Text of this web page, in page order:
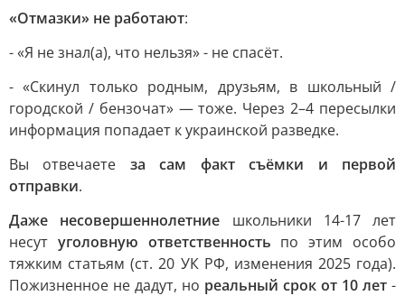
«Отмазки» не работают:
- «Я не знал(а), что нельзя» - не спасёт.
- «Скинул только родным, друзьям, в школьный /
городской / бензочат» — тоже. Через 2–4 пересылки
информация попадает к украинской разведке.
Вы отвечаете за сам факт съёмки и первой
отправки.
Даже несовершеннолетние школьники 14-17 лет
несут уголовную ответственность по этим особо
тяжким статьям (ст. 20 УК РФ, изменения 2025 года).
Пожизненное не дадут, но реальный срок от 10 лет -